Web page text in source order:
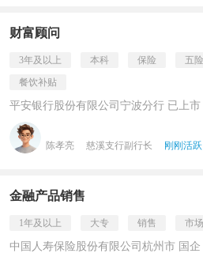
财富顾问
3年及以上 本科 保险 五
餐饮补贴
平安银行股份有限公司宁波分行 已上市
陈孝亮 慈溪支行副行长 刚刚活跃
金融产品销售
1年及以上 大专 销售 市
中国人寿保险股份有限公司杭州市 国企